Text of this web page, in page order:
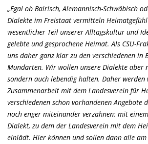
Egal ob Bairisch, Alemannisch-Schwäbisch
Dialekte im Freistaat vermitteln
wesentlicher Teil unserer Alltagskultur und
gelebte und gesprochene Heimat. Als CSU-
uns daher ganz klar zu den verschiedenen in
Mundarten. Wir wollen unsere Dialekte aber
sondern auch lebendig halten. Daher
Zusammenarbeit mit dem Landesverein für
verschiedenen schon vorhandenen Angebote
noch enger miteinander verzahnen: mit
Dialekt, zu dem der Landesverein mit dem
einlädt. Hier können und sollen dann alle